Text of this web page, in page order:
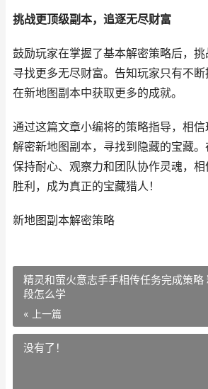
挑战更顶级副本，追逐无尽财富
鼓励玩家在掌握了基本解密策略后，挑
寻找更多无尽财富。告知玩家只有不
在新地图副本中获取更多的成就。
通过这篇文章小编将的策略指导，相
解密新地图副本，寻找到隐藏的宝藏。
保持耐心、观察力和团队协作灵魂，
胜利，成为真正的宝藏猎人！
新地图副本解密策略
精灵和萤火意志手手相传任务完成策略
段怎么学
« 上一篇
没有了！